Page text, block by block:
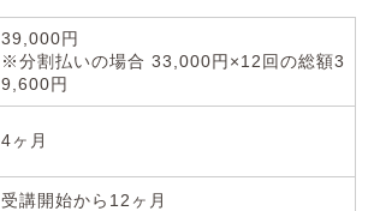
39,000円
※分割払いの場合 33,000円×12回の総額3
9,600円
4ヶ月
受講開始から12ヶ月